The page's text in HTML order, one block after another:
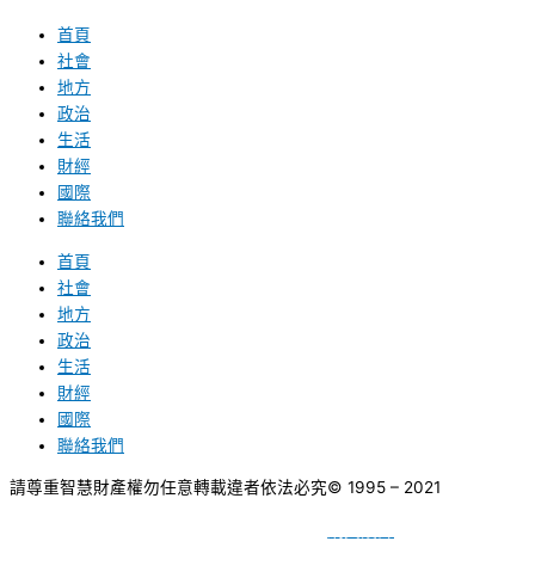
首頁
社會
地方
政治
生活
財經
國際
聯絡我們
首頁
社會
地方
政治
生活
財經
國際
聯絡我們
請尊重智慧財產權勿任意轉載違者依法必究© 1995 – 2021